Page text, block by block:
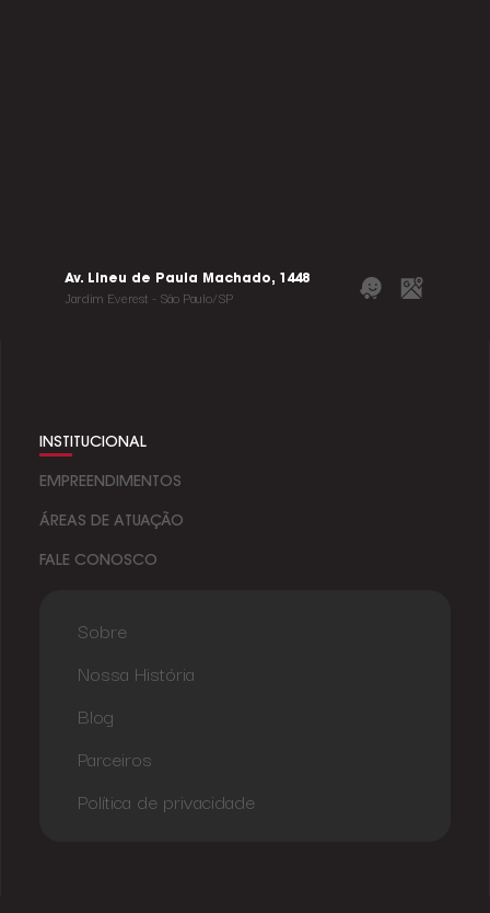
Av. Lineu de Paula Machado, 1448
Jardim Everest - São Paulo/SP
INSTITUCIONAL
EMPREENDIMENTOS
ÁREAS DE ATUAÇÃO
FALE CONOSCO
Sobre
Nossa História
Blog
Parceiros
Política de privacidade